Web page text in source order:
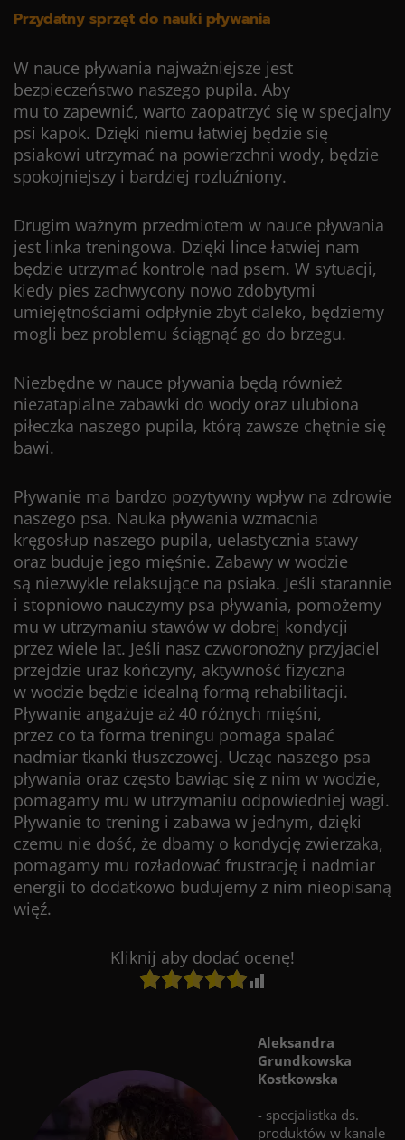
Przydatny sprzęt do nauki pływania
W nauce pływania najważniejsze jest
bezpieczeństwo naszego pupila. Aby
mu to zapewnić, warto zaopatrzyć się w specjalny
psi kapok. Dzięki niemu łatwiej będzie się
psiakowi utrzymać na powierzchni wody, będzie
spokojniejszy i bardziej rozluźniony.
Drugim ważnym przedmiotem w nauce pływania
jest linka treningowa. Dzięki lince łatwiej nam
będzie utrzymać kontrolę nad psem. W sytuacji,
kiedy pies zachwycony nowo zdobytymi
umiejętnościami odpłynie zbyt daleko, będziemy
mogli bez problemu ściągnąć go do brzegu.
Niezbędne w nauce pływania będą również
niezatapialne zabawki do wody oraz ulubiona
piłeczka naszego pupila, którą zawsze chętnie się
bawi.
Pływanie ma bardzo pozytywny wpływ na zdrowie
naszego psa. Nauka pływania wzmacnia
kręgosłup naszego pupila, uelastycznia stawy
oraz buduje jego mięśnie. Zabawy w wodzie
są niezwykle relaksujące na psiaka. Jeśli starannie
i stopniowo nauczymy psa pływania, pomożemy
mu w utrzymaniu stawów w dobrej kondycji
przez wiele lat. Jeśli nasz czworonożny przyjaciel
przejdzie uraz kończyny, aktywność fizyczna
w wodzie będzie idealną formą rehabilitacji.
Pływanie angażuje aż 40 różnych mięśni,
przez co ta forma treningu pomaga spalać
nadmiar tkanki tłuszczowej. Ucząc naszego psa
pływania oraz często bawiąc się z nim w wodzie,
pomagamy mu w utrzymaniu odpowiedniej wagi.
Pływanie to trening i zabawa w jednym, dzięki
czemu nie dość, że dbamy o kondycję zwierzaka,
pomagamy mu rozładować frustrację i nadmiar
energii to dodatkowo budujemy z nim nieopisaną
więź.
Kliknij aby dodać ocenę!
Aleksandra
Grundkowska
Kostkowska
- specjalistka ds.
produktów w kanale